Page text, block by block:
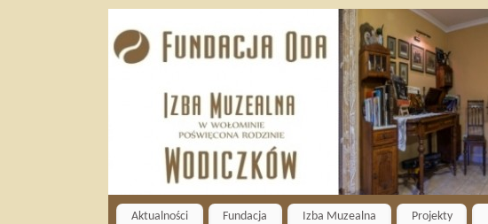
Aktualności Fundacja Izba Muzealna Projekty